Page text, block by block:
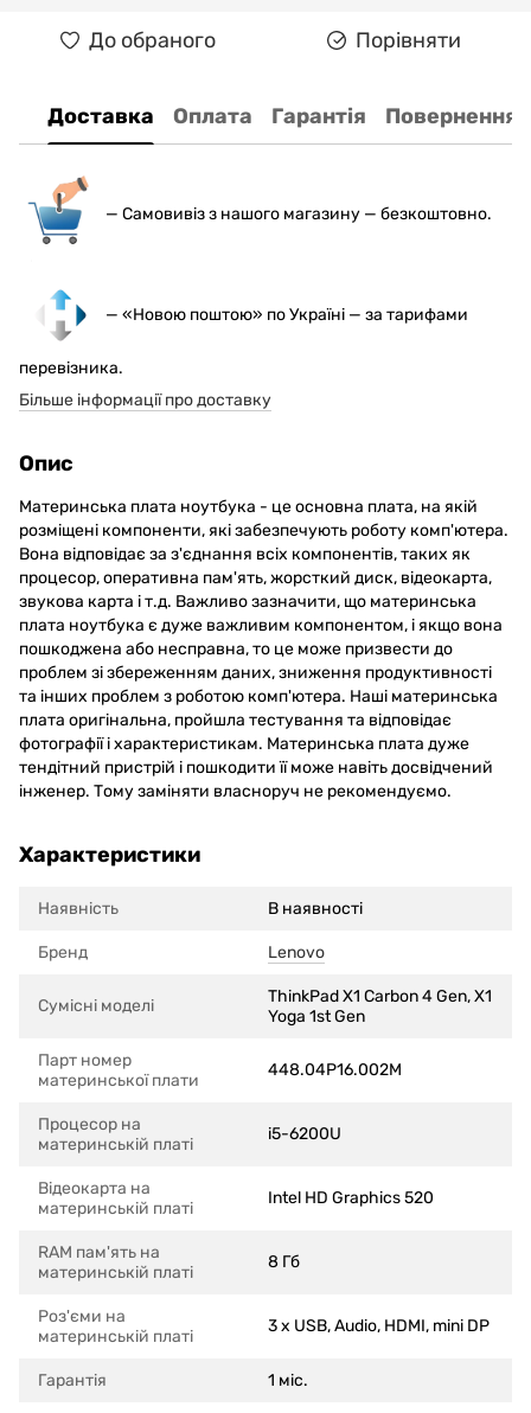
До обраного Порівняти
Доставка Оплата Гарантія Повернення
— Самовивіз з нашого магазину — безкоштовно.
— «Новою поштою» по Україні — за тарифами
перевізника.
Більше інформації про доставку
Опис
Материнська плата ноутбука - це основна плата, на якій
розміщені компоненти, які забезпечують роботу комп'ютера.
Вона відповідає за з'єднання всіх компонентів, таких як
процесор, оперативна пам'ять, жорсткий диск, відеокарта,
звукова карта і т.д. Важливо зазначити, що материнська
плата ноутбука є дуже важливим компонентом, і якщо вона
пошкоджена або несправна, то це може призвести до
проблем зі збереженням даних, зниження продуктивності
та інших проблем з роботою комп'ютера. Наші материнська
плата оригінальна, пройшла тестування та відповідає
фотографії і характеристикам. Материнська плата дуже
тендітний пристрій і пошкодити її може навіть досвідчений
інженер. Тому заміняти власноруч не рекомендуємо.
Характеристики
Наявність В наявності
Бренд Lenovo
Сумісні моделi
ThinkPad X1 Carbon 4 Gen, X1
Yoga 1st Gen
Парт номер
материнської плати
448.04P16.002M
Процесор на
материнській платі
i5-6200U
Відеокарта на
материнській платі
Intel HD Graphics 520
RAM пам'ять на
материнській платі
8 Гб
Роз'єми на
материнській платі
3 x USB, Audio, HDMI, mini DP
Гарантія 1 міс.